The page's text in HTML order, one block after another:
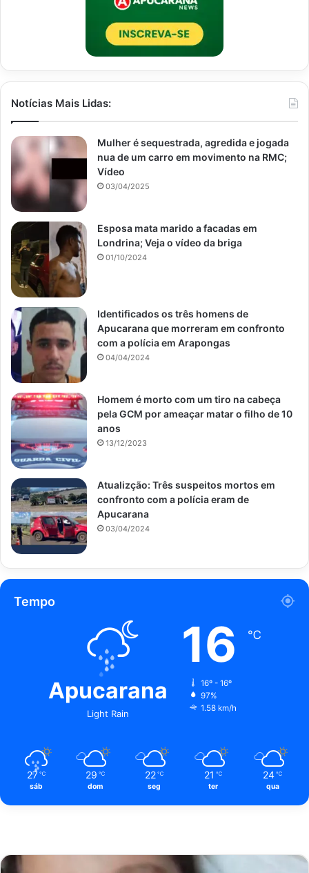
Notícias Mais Lidas:
Mulher é sequestrada, agredida e jogada
nua de um carro em movimento na RMC;
Vídeo
03/04/2025
Esposa mata marido a facadas em
Londrina; Veja o vídeo da briga
01/10/2024
Identificados os três homens de
Apucarana que morreram em confronto
com a polícia em Arapongas
04/04/2024
Homem é morto com um tiro na cabeça
pela GCM por ameaçar matar o filho de 10
anos
13/12/2023
Atualizção: Três suspeitos mortos em
confronto com a polícia eram de
Apucarana
03/04/2024
Tempo
Apucarana
Light Rain
16 ℃
16º - 16º
97%
1.58 km/h
27 ℃
sáb
29 ℃
dom
22 ℃
seg
21 ℃
ter
24 ℃
qua